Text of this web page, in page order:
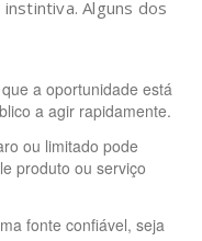
Alguns dos
a oportunidade está
a agir rapidamente.
ou limitado pode
produto ou serviço
fonte confiável, seja